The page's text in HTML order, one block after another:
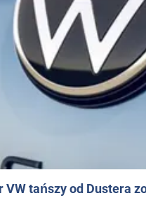
VW tańszy od Dustera